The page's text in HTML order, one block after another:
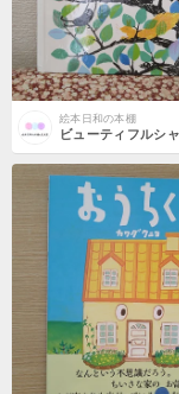
絵本日和の本棚